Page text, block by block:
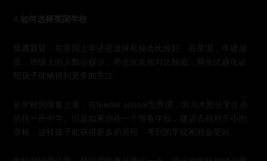
4. 如何选择英国学校
毋庸置疑，在英国上学还是选择私校会比较好。在英国，年级越
低，班级上的人数会越少，师生比会相对比较低，师生比越低证
明孩子能够得到更多的关注。
从学校的体量上看，在feeder school无所谓，因为大部分学生会
前往一所中学。但是如果你在一个预备学校，建议去相对于小的
学校，这样孩子能获得更多的关照，考到的学校相对会更好。